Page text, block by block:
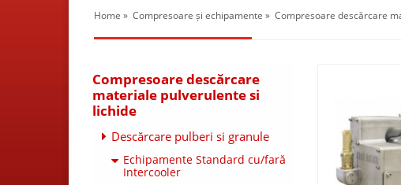
Home » Compresoare și echipamente » Compresoare descărcare
Compresoare descărcare
materiale pulverulente si
lichide
Descărcare pulberi si granule
Echipamente Standard cu/fară
Intercooler